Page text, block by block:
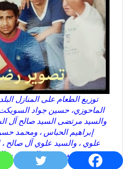
توزيع الطعام على المنازل
الماحوزي، حسين جواد
والسيد مرتضى السيد صالح آل
إبراهيم الحباس ، ومحمد
علوي ، والسيد علوي آل صالح
وحسين سعيد المخرق ،